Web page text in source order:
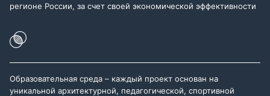
регионе России, за счет своей экономической эффективности
Образовательная среда – каждый проект основан на
уникальной архитектурной, педагогической, спортивной